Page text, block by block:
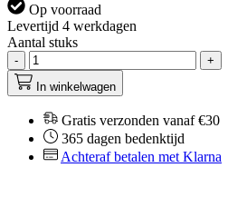
Op voorraad
Levertijd 4 werkdagen
Aantal stuks
-
+
In winkelwagen
Gratis verzonden vanaf €30
365 dagen bedenktijd
Achteraf betalen met Klarna